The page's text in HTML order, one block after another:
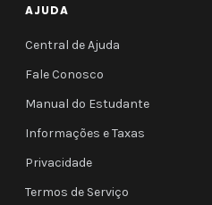
AJUDA
Central de Ajuda
Fale Conosco
Manual do Estudante
Informações e Taxas
Privacidade
Termos de Serviço